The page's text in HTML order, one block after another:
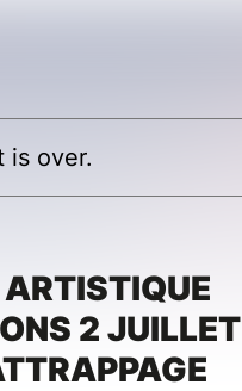
is over.
2 JUILLET